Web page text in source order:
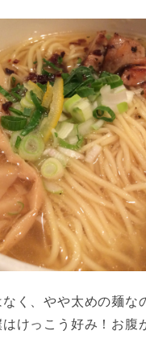
く、やや太めの麺な
けっこう好み！お腹